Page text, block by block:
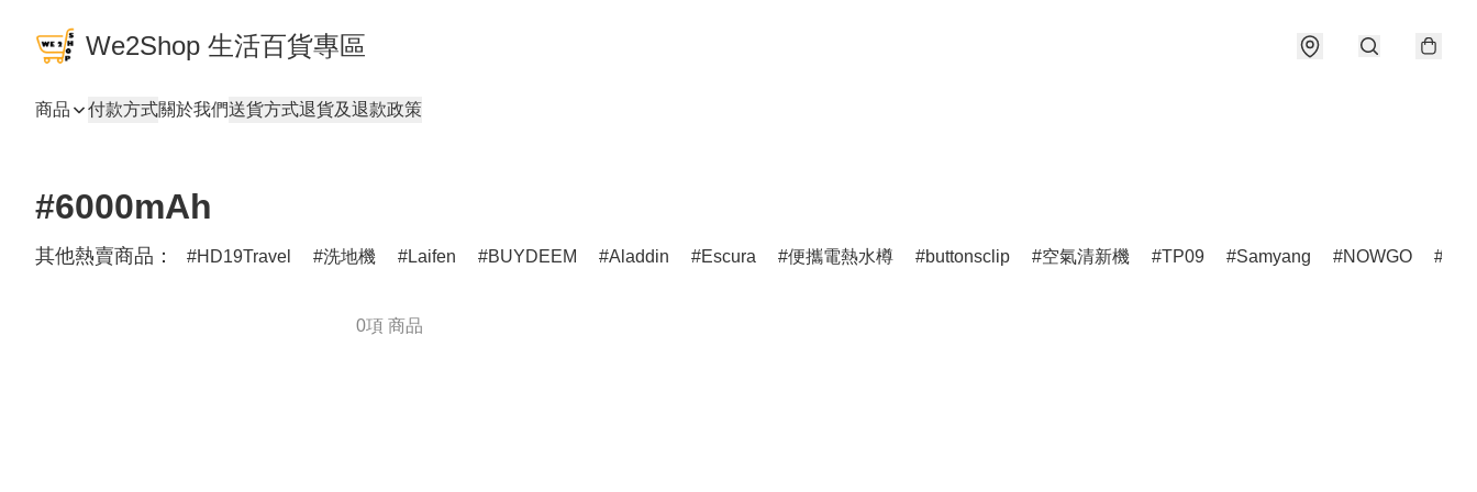
We2Shop 生活百貨專區
商品 付款方式關於我們送貨方式退貨及退款政策
#6000mAh
其他熱賣商品： HD19Travel 洗地機 Laifen BUYDEEM Aladdin Escura 便攜電熱水樽 buttonsclip 空氣清新機 TP09 Samyang NOWGO
0項 商品